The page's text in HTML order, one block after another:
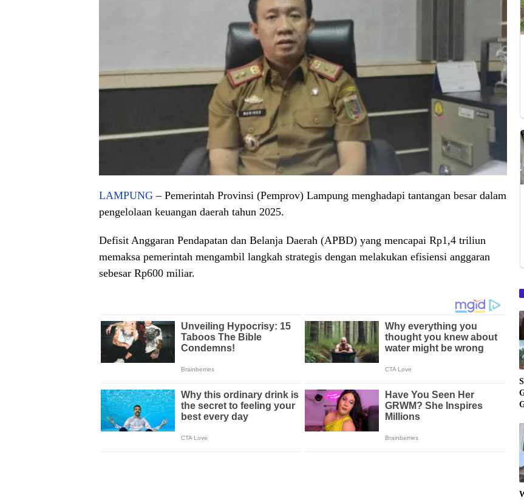
LAMPUNG – Pemerintah Provinsi (Pemprov) Lampung menghadapi tantangan besar dalam
pengelolaan keuangan daerah tahun 2025.
Defisit Anggaran Pendapatan dan Belanja Daerah (APBD) yang mencapai Rp1,4 triliun
memaksa pemerintah mengambil langkah strategis dengan melakukan efisiensi anggaran
sebesar Rp600 miliar.